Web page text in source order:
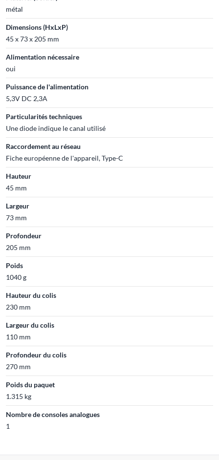
métal
Dimensions (HxLxP)
45 x 73 x 205 mm
Alimentation nécessaire
oui
Puissance de l'alimentation
5,3V DC 2,3A
Particularités techniques
Une diode indique le canal utilisé
Raccordement au réseau
Fiche européenne de l'appareil, Type-C
Hauteur
45 mm
Largeur
73 mm
Profondeur
205 mm
Poids
1040 g
Hauteur du colis
230 mm
Largeur du colis
110 mm
Profondeur du colis
270 mm
Poids du paquet
1.315 kg
Nombre de consoles analogues
1